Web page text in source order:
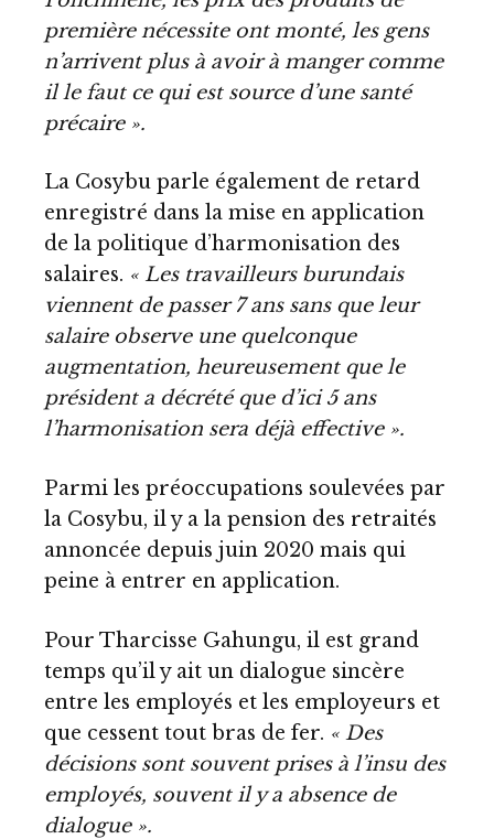
première nécessite ont monté, les gens
n’arrivent plus à avoir à manger comme
il le faut ce qui est source d’une santé
précaire ».
La Cosybu parle également de retard
enregistré dans la mise en application
de la politique d’harmonisation des
salaires. « Les travailleurs burundais
viennent de passer 7 ans sans que leur
salaire observe une quelconque
augmentation, heureusement que le
président a décrété que d’ici 5 ans
l’harmonisation sera déjà effective ».
Parmi les préoccupations soulevées par
la Cosybu, il y a la pension des retraités
annoncée depuis juin 2020 mais qui
peine à entrer en application.
Pour Tharcisse Gahungu, il est grand
temps qu’il y ait un dialogue sincère
entre les employés et les employeurs et
que cessent tout bras de fer. « Des
décisions sont souvent prises à l’insu des
employés, souvent il y a absence de
dialogue ».